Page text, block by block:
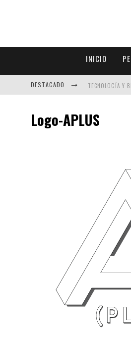
INICIO
DESTACADO TECNOLOGÍA Y
ALEXANDRA
Logo-APLUS